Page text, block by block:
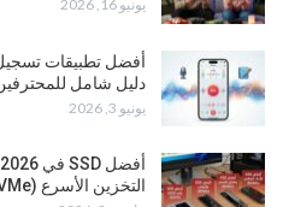
يونيو 16, 2026
دليل شامل
يونيو 3, 2026
التخزين الأسرع (NVMe…